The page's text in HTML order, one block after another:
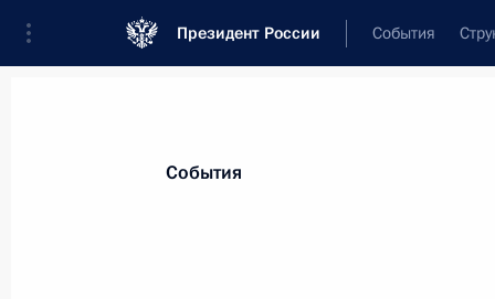
Президент России События
События